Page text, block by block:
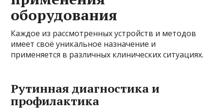
оборудования
Каждое из рассмотренных устройств и методов
имеет своё уникальное назначение и
применяется в различных клинических ситуациях.
Рутинная диагностика и
профилактика